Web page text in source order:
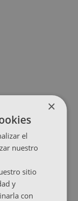
×
el
nuestro
sitio
y
con